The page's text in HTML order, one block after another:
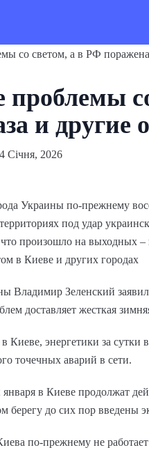
проблемы
и другие
Січня, 2026
Украины по-прежнему
под удар
произошло на выходных
в Киеве и других городах
Владимир Зеленский
доставляет жесткая
Киеве, энергетики за сутки
точечных аварий в сети.
в Киеве продолжат
берегу до сих пор введены
по-прежнему не